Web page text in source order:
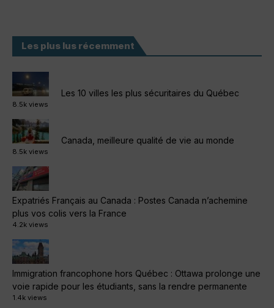
Les plus lus récemment
Les 10 villes les plus sécuritaires du Québec
8.5k views
Canada, meilleure qualité de vie au monde
8.5k views
Expatriés Français au Canada : Postes Canada n’achemine
plus vos colis vers la France
4.2k views
Immigration francophone hors Québec : Ottawa prolonge une
voie rapide pour les étudiants, sans la rendre permanente
1.4k views